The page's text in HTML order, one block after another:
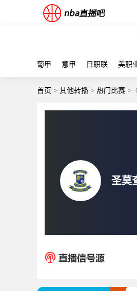
葡甲 意甲 日职联 美职
首页 > 其他转播 > 热门比赛 >
圣莫